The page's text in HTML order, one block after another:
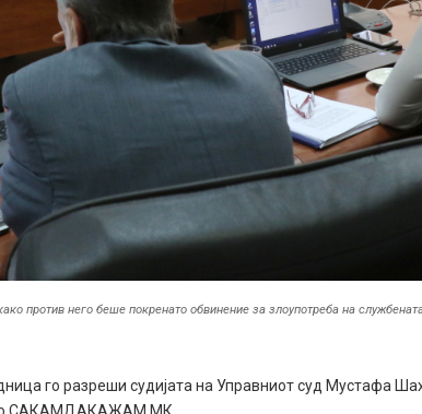
против него беше покренато обвинение за злоупотреба на
го разреши судијата на Управниот суд Мустафа
САКАМДАКАЖАМ.МК.